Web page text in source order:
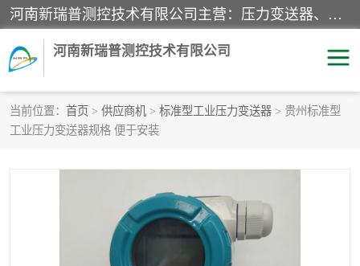
河南新瑞普测控技术有限公司主营：压力变送器、液位变送器、差压变送器、雷达料位计、电容物位计、温度显示控制仪表、电量变送器、流量计、工业自动化系统成套设备。
河南新瑞普测控技术有限公司
当前位置： 首页 > 供应商机 > 标准型工业压力变送器 > 贵州标准型
工业压力变送器规格 便于安装
霍尼韦尔压力变送器
雷达料位计
标准型工业压力变送器 罐旁显示仪